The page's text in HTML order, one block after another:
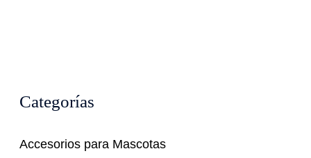
Categorías
Accesorios para Mascotas